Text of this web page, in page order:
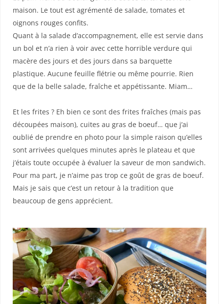
maison. Le tout est agrémenté de salade, tomates et
oignons rouges confits.
Quant à la salade d’accompagnement, elle est servie dans
un bol et n’a rien à voir avec cette horrible verdure qui
macère des jours et des jours dans sa barquette
plastique. Aucune feuille flétrie ou même pourrie. Rien
que de la belle salade, fraîche et appétissante. Miam…
Et les frites ? Eh bien ce sont des frites fraîches (mais pas
découpées maison), cuites au gras de boeuf… que j’ai
oublié de prendre en photo pour la simple raison qu’elles
sont arrivées quelques minutes après le plateau et que
j’étais toute occupée à évaluer la saveur de mon sandwich.
Pour ma part, je n’aime pas trop ce goût de gras de boeuf.
Mais je sais que c’est un retour à la tradition que
beaucoup de gens apprécient.